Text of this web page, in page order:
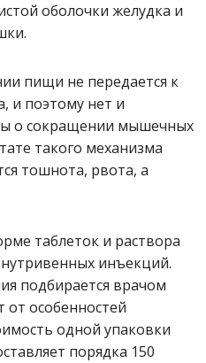
оболочки желудка и
пищи не передается к
и поэтому нет и
о сокращении мышечных
такого механизма
тошнота, рвота, а
таблеток и раствора
инъекций.
подбирается врачом
от особенностей
одной упаковки
порядка 150